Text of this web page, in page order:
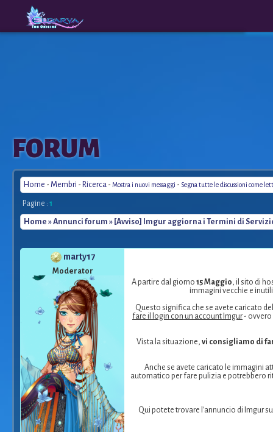
The
Origins
FORUM
Home - Membri - Ricerca - Mostra i nuovi messaggi - Segna tutte le discussioni come
Pagine : 1
Home »Annunci forum » [Avviso] Imgur aggiorna i Termini di
marty17
Moderator
A partire dal giorno 15 Maggio, il sito di
immagini vecchie e
Questo significa che se avete caricato
fare il login con un account Imgur- ovvero
Vista la situazione, vi consigliamo di
Anche se avete caricato le immagini
automatico per fare pulizia e potrebbero
Qui potete trovare l'annuncio di Imgur